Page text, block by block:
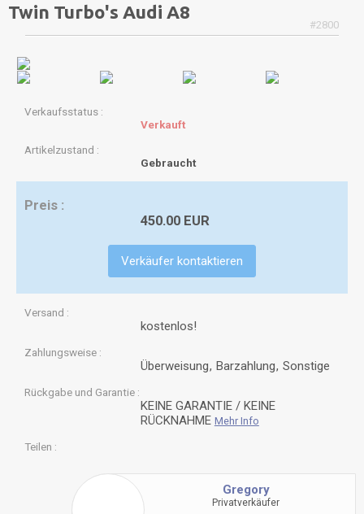
Twin Turbo's Audi A8
#2800
Verkaufsstatus
Verkauft
Artikelzustand
Gebraucht
Preis
450.00 EUR
Verkäufer kontaktieren
Versand
kostenlos!
Zahlungsweise
Überweisung Barzahlung Sonstige
Rückgabe und Garantie
KEINE GARANTIE / KEINE
RÜCKNAHME Mehr Info
Teilen
Gregory
Privatverkäufer